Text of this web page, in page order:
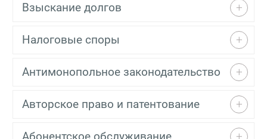
Взыскание долгов
Налоговые споры
Антимонопольное законодательство
Авторское право и патентование